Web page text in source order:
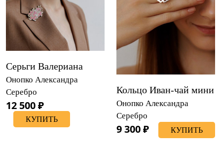
Серьги Валериана
Онопко Александра
Серебро
12 500 ₽
КУПИТЬ
Кольцо Иван-чай мини
Онопко Александра
Серебро
9 300 ₽ КУПИТЬ